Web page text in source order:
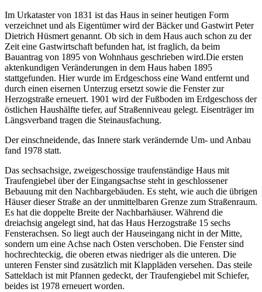
Im Urkataster von 1831 ist das Haus in seiner heutigen Form
verzeichnet und als Eigentümer wird der Bäcker und Gastwirt Peter
Dietrich Hüsmert genannt. Ob sich in dem Haus auch schon zu der
Zeit eine Gastwirtschaft befunden hat, ist fraglich, da beim
Bauantrag von 1895 von Wohnhaus geschrieben wird.Die ersten
aktenkundigen Veränderungen in dem Haus haben 1895
stattgefunden. Hier wurde im Erdgeschoss eine Wand entfernt und
durch einen eisernen Unterzug ersetzt sowie die Fenster zur
Herzogstraße erneuert. 1901 wird der Fußboden im Erdgeschoss der
östlichen Haushälfte tiefer, auf Straßenniveau gelegt. Eisenträger im
Längsverband tragen die Steinausfachung.
Der einschneidende, das Innere stark verändernde Um- und Anbau
fand 1978 statt.
Das sechsachsige, zweigeschossige traufenständige Haus mit
Traufengiebel über der Eingangsachse steht in geschlossener
Bebauung mit den Nachbargebäuden. Es steht, wie auch die übrigen
Häuser dieser Straße an der unmittelbaren Grenze zum Straßenraum.
Es hat die doppelte Breite der Nachbarhäuser. Während die
dreiachsig angelegt sind, hat das Haus Herzogstraße 15 sechs
Fensterachsen. So liegt auch der Hauseingang nicht in der Mitte,
sondern um eine Achse nach Osten verschoben. Die Fenster sind
hochrechteckig, die oberen etwas niedriger als die unteren. Die
unteren Fenster sind zusätzlich mit Klappläden versehen. Das steile
Satteldach ist mit Pfannen gedeckt, der Traufengiebel mit Schiefer,
beides ist 1978 erneuert worden.